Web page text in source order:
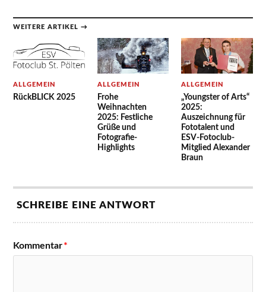
WEITERE ARTIKEL →
ALLGEMEIN
RückBLICK 2025
ALLGEMEIN
Frohe
Weihnachten
2025: Festliche
Grüße und
Fotografie-
Highlights
ALLGEMEIN
„Youngster of Arts“
2025:
Auszeichnung für
Fototalent und
ESV-Fotoclub-
Mitglied Alexander
Braun
SCHREIBE EINE ANTWORT
Kommentar*